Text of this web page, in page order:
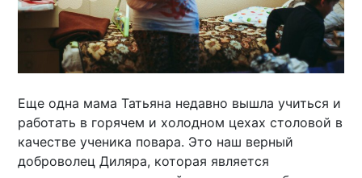
Еще одна мама Татьяна недавно вышла учиться и
работать в горячем и холодном цехах столовой в
качестве ученика повара. Это наш верный
доброволец Диляра, которая является